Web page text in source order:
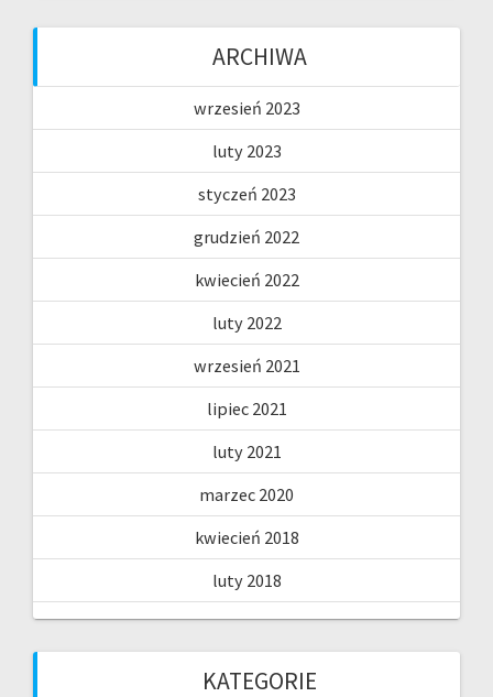
ARCHIWA
wrzesień 2023
luty 2023
styczeń 2023
grudzień 2022
kwiecień 2022
luty 2022
wrzesień 2021
lipiec 2021
luty 2021
marzec 2020
kwiecień 2018
luty 2018
KATEGORIE